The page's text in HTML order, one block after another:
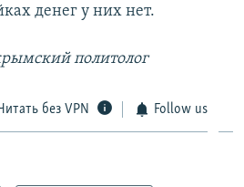
денег у них нет.
политолог
без VPN Follow us